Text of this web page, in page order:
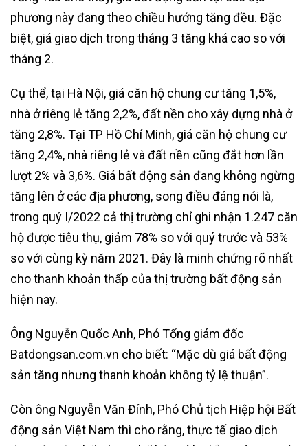
phương này đang theo chiều hướng tăng đều. Đặc
biệt, giá giao dịch trong tháng 3 tăng khá cao so với
tháng 2.
Cụ thể, tại Hà Nội, giá căn hộ chung cư tăng 1,5%,
nhà ở riêng lẻ tăng 2,2%, đất nền cho xây dựng nhà ở
tăng 2,8%. Tại TP Hồ Chí Minh, giá căn hộ chung cư
tăng 2,4%, nhà riêng lẻ và đất nền cũng đắt hơn lần
lượt 2% và 3,6%. Giá bất động sản đang không ngừng
tăng lên ở các địa phương, song điều đáng nói là,
trong quý I/2022 cả thị trường chỉ ghi nhận 1.247 căn
hộ được tiêu thụ, giảm 78% so với quý trước và 53%
so với cùng kỳ năm 2021. Đây là minh chứng rõ nhất
cho thanh khoản thấp của thị trường bất động sản
hiện nay.
Ông Nguyễn Quốc Anh, Phó Tổng giám đốc
Batdongsan.com.vn cho biết: “Mặc dù giá bất động
sản tăng nhưng thanh khoản không tỷ lệ thuận”.
Còn ông Nguyễn Văn Đính, Phó Chủ tịch Hiệp hội Bất
động sản Việt Nam thì cho rằng, thực tế giao dịch